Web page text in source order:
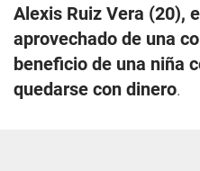
Alexis Ruiz Vera (20),
aprovechado de una
beneficio de una niña
quedarse con dinero.